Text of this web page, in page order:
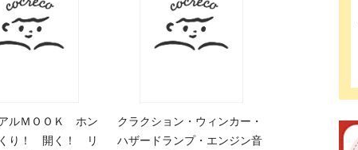
ルＭＯＯＫ ホン
り！ 開く！ リ
クラクション・ウィンカー・
ハザードランプ・エンジン音